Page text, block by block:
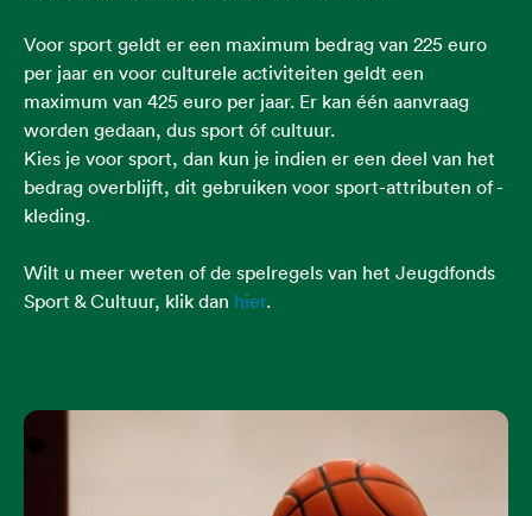
Voor sport geldt er een maximum bedrag van 225 euro
per jaar en voor culturele activiteiten geldt een
maximum van 425 euro per jaar. Er kan één aanvraag
worden gedaan, dus sport óf cultuur.
Kies je voor sport, dan kun je indien er een deel van het
bedrag overblijft, dit gebruiken voor sport-attributen of -
kleding.
Wilt u meer weten of de spelregels van het Jeugdfonds
Sport & Cultuur, klik dan hier.